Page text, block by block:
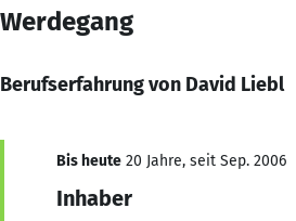
Werdegang
Berufserfahrung von David Liebl
Bis heute 20 Jahre, seit Sep. 2006
Inhaber